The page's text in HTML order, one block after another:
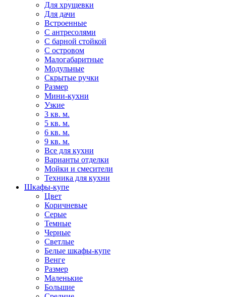
Для хрущевки
Для дачи
Встроенные
С антресолями
С барной стойкой
С островом
Малогабаритные
Модульные
Скрытые ручки
Размер
Мини-кухни
Узкие
3 кв. м.
5 кв. м.
6 кв. м.
9 кв. м.
Все для кухни
Варианты отделки
Мойки и смесители
Техника для кухни
Шкафы-купе
Цвет
Коричневые
Серые
Темные
Черные
Светлые
Белые шкафы-купе
Венге
Размер
Маленькие
Большие